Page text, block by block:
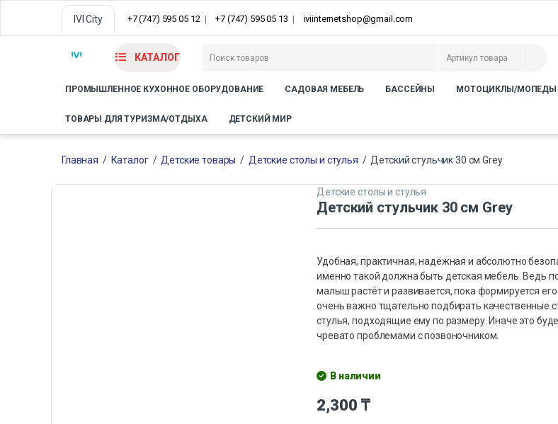
IVI City +7 (747) 595 05 12 +7 (747) 595 05 13 iviinternetshop@gmail.com
КАТАЛОГ
ПРОМЫШЛЕННОЕ КУХОННОЕ ОБОРУДОВАНИЕ САДОВАЯ МЕБЕЛЬ БАССЕЙНЫ МОТОЦИКЛЫ/МОПЕДЫ
ТОВАРЫ ДЛЯ ТУРИЗМА/ОТДЫХА ДЕТСКИЙ МИР
Главная / Каталог / Детские товары / Детские столы и стулья / Детский стульчик 30 см Grey
Детские столы и стулья
Детский стульчик 30 см Grey
Удобная, практичная, надёжная и абсолютно
именно такой должна быть детская мебель. Ведь
малыш растёт и развивается, пока формируется его
очень важно тщательно подбирать качественные
стулья, подходящие ему по размеру. Иначе это
чревато проблемами с позвоночником.
В наличии
2,300 ₸